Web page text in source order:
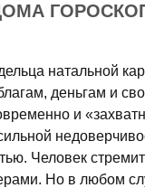
натальной
деньгам и
и
Человек
Но в любом